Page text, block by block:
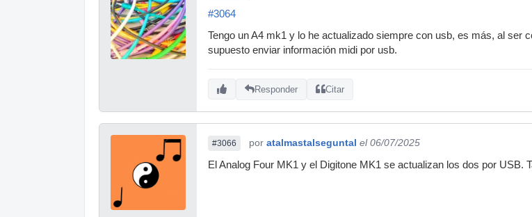
#3064
Tengo un A4 mk1 y lo he actualizado siempre con usb, es más, al ser
supuesto enviar información midi por usb.
Responder Citar
#3066 por atalmastalseguntal el 06/07/2025
El Analog Four MK1 y el Digitone MK1 se actualizan los dos por USB.